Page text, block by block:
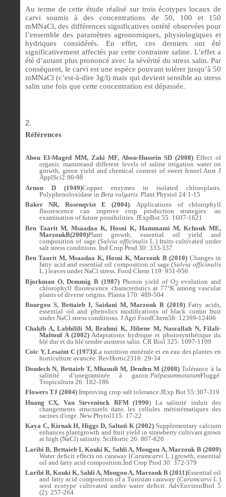
Au terme de cette étude réalisé sur trois écotypes locaux de
carvi soumis à des concentrations de 50, 100 et 150
mMNaCl, des différences significatives ontété observées pour
l’ensemble des paramètres agronomiques, physiologiques et
hydriques considérés. En effet, ces derniers ont été
significativement affectés par cette contrainte saline. L’effet a
été d’autant plus prononcé avec la sévérité du stress salin. Par
conséquent, le carvi est une espèce pouvant tolérer jusqu’à 50
mMNaCl (c’est-à-dire 3g/l) mais qui devient sensible au stress
salin une fois que cette concentration est dépassée.
Références
Abou El-Maged MM, Zaki MF, Abou-Hussein SD (2008) Effect of
organic manureand different levels of saline irrigation water on
growth, green yield and chemical content of sweet fennel.Aust J
ApplSci2:90-98
Arnon D (1949)Copper enzymes in isolated chloroplasts.
Polyphenoloxidase in Beta vulgaris . Plant Physiol 24:1-15
Baker NR, Rosenqvist E (2004). Applications of chlorophyll
fluorescence can improve crop production strategies: an
examination of future possibilities. JExpBot 55: 1607-1621
Ben Taarit M, Msaadaa K, Hosni K, Hammami M, Kchouk ME,
MarzoukB(2009)Plant growth, essential oil yield and
composition of sage (Salvia officinalis L.) fruits cultivated under
salt stress conditions. Ind Crop Prod 30: 333-337
Ben Taarit M, Msaadaa K, Hosni K, Marzouk B (2010) Changes in
fatty acid and essential oil composition of sage (Salvia officinalis
L.) leaves under NaCl stress.Food Chem 119: 951-956
Bjorkman O, Demmig B (1987) Photon yield of O2 evolution and
chlorophyll fluorescence characteristics at 77°K among vascular
plants of diverse origins.Planta 170: 489-504
Bourgou S, Bettaieb I, Saidani M, Marzouk B (2010) Fatty acids,
essential oil and phenolics modifications of black cumin fruit
under NaCl stress conditions.J Agri FoodChem58: 12399-12406
Chakib A, Labhilili M, Brahmi K, Jlibene M, Nasrallah N, Filali-
Maltouf A (2002) Adaptations hydrique et photosynthétique du
blé dur et du blé tendre austress salin. CR Biol 325: 1097-1109
Coïc Y, Lesaint C (1973)La nutrition minérale et en eau des plantes en
horticulture avancée. RevHortic2316: 29-34
Doudech N, Bettaieb T, Mhamdi M, Denden M (2008) Tolérance à la
salinité d’unegraminée à gazon:PalpasumnotatumFluggé.
Tropicultura 26: 182-186
Flowers TJ (2004) Improving crop salt tolerance.JExp Bot 55:307-319
Huang CX, Van Steveninck RFM (1990) La salinité induit des
changements structurels dans les cellules méristématiques des
racines d'orge.New Phytol115: 17-22
Kaya C, Kirnak H, Higgs D, Saltati K (2002) Supplementary calcium
enhances plantgrowth and fruit yield in strawberry cultivars grown
at high (NaCl) salinity. SciHortic 26: 807-820
Laribi B, Bettaieb I, Kouki K, Sahli A, Mougou A, Marzouk B(2009)
Water deficit effects on caraway (Carumcarvi L.) growth, essential
oil and fatty acid composition.Ind Crop Prod 30: 372-379
Laribi B, Kouki K, Sahli A, Mougou A, Marzouk B (2011)Essential oil
and fatty acid composition of a Tunisian caraway (Carumcarvi L.)
seed ecotype cultivated under water deficit. AdvEnvironBiol 5
(2): 257-264